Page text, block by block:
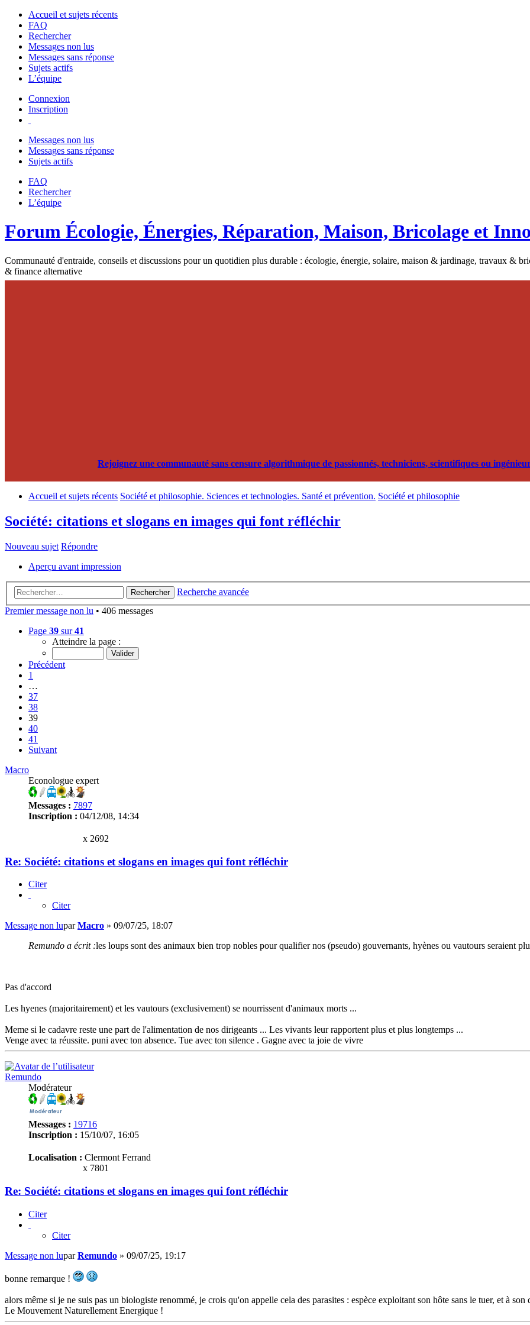
Accueil et sujets récents
FAQ
Rechercher
Messages non lus
Messages sans réponse
Sujets actifs
L’équipe
Connexion
Inscription
Messages non lus
Messages sans réponse
Sujets actifs
FAQ
Rechercher
L’équipe
Forum Écologie, Énergies, Réparation, Maison, Bricolage et
Communauté d'entraide, conseils et discussions pour un quotidien plus durable : écologie, énergie, solaire, maison & jardinage, travaux &
& finance alternative
Rejoignez une communauté sans censure algorithmique de passionnés, techniciens, scientifiques ou
Accueil et sujets récents Société et philosophie. Sciences et technologies. Santé et prévention. Société et philosophie
Société: citations et slogans en images qui font réfléchir
Nouveau sujet Répondre
Aperçu avant impression
Rechercher
Recherche avancée
Premier message non lu • 406 messages
Page 39 sur41
Atteindre la page :
Précédent
1
…
37
38
39
40
41
Suivant
Macro
Econologue expert
Messages : 7897
Inscription : 04/12/08, 14:34
x 2692
Re: Société: citations et slogans en images qui font réfléchir
Citer
Citer
Message non luparMacro » 09/07/25, 18:07
Remundo a écrit :les loups sont des animaux bien trop nobles pour qualifier nos (pseudo) gouvernants, hyènes ou vautours seraient
Pas d'accord
Les hyenes (majoritairement) et les vautours (exclusivement) se nourrissent d'animaux morts ...
Meme si le cadavre reste une part de l'alimentation de nos dirigeants ... Les vivants leur rapportent plus et plus longtemps ...
Venge avec ta réussite. puni avec ton absence. Tue avec ton silence . Gagne avec ta joie de vivre
Remundo
Modérateur
Messages : 19716
Inscription : 15/10/07, 16:05
Localisation : Clermont Ferrand
x 7801
Re: Société: citations et slogans en images qui font réfléchir
Citer
Citer
Message non luparRemundo » 09/07/25, 19:17
bonne remarque !
alors même si je ne suis pas un biologiste renommé, je crois qu'on appelle cela des parasites : espèce exploitant son hôte sans le tuer, et à son
Le Mouvement Naturellement Energique !